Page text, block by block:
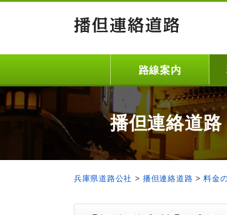
路線案内
播但連絡道路
兵庫県道路公社 >播但連絡道路 >料金